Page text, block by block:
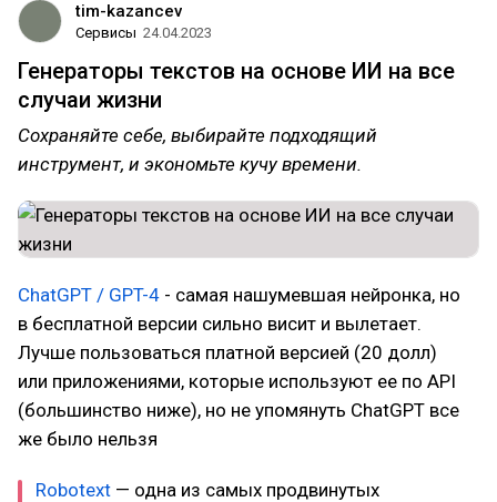
tim-kazancev
Сервисы 24.04.2023
Генераторы текстов на основе ИИ на все
случаи жизни
Сохраняйте себе, выбирайте подходящий
инструмент, и экономьте кучу времени.
ChatGPT / GPT-4 - самая нашумевшая нейронка, но
в бесплатной версии сильно висит и вылетает.
Лучше пользоваться платной версией (20 долл)
или приложениями, которые используют ее по API
(большинство ниже), но не упомянуть ChatGPT все
же было нельзя
Robotext — одна из самых продвинутых